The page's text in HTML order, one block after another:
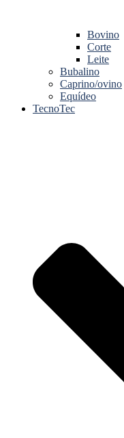
Bovino
Corte
Leite
Bubalino
Caprino/ovino
Equídeo
TecnoTec